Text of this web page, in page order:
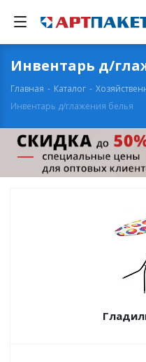
Инвентарь д/
Главная - Каталог -
Инвентарь д/глажения белья